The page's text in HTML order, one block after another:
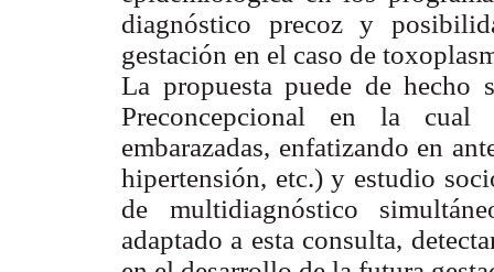
diagnóstico precoz y
gestación en el caso de
La propuesta puede de hecho
Preconcepcional en la cual
embarazadas, enfatizando en
hipertensión, etc.) y estudio
de multidiagnóstico
adaptado a esta consulta,